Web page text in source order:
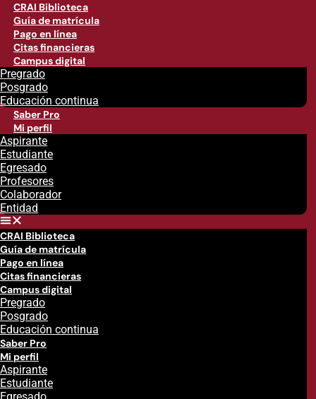
CRAI Biblioteca
Guía de matrícula
Pago en línea
Citas financieras
Campus digital
Pregrado
Posgrado
Educación continua
Saber Pro
Mi perfil
Aspirante
Estudiante
Egresado
Profesores
Colaborador
Entidad
CRAI Biblioteca
Guía de matrícula
Pago en línea
Citas financieras
Campus digital
Pregrado
Posgrado
Educación continua
Saber Pro
Mi perfil
Aspirante
Estudiante